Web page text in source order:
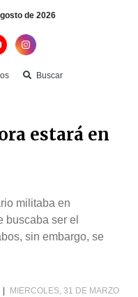
de 2026
Buscar
estará en
militaba en
buscaba ser el
sin embargo, se
MIERCOLES, 31 DE MARZO